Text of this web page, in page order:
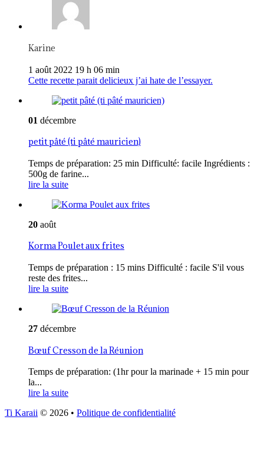
Karine
1 août 2022 19 h 06 min
Cette recette parait delicieux j’ai hate de l’essayer.
01 décembre
petit pâté (ti pâté mauricien)
Temps de préparation: 25 min Difficulté: facile Ingrédients :
500g de farine...
lire la suite
20 août
Korma Poulet aux frites
Temps de préparation : 15 mins Difficulté : facile S'il vous
reste des frites...
lire la suite
27 décembre
Bœuf Cresson de la Réunion
Temps de préparation: (1hr pour la marinade + 15 min pour
la...
lire la suite
Ti Karaii © 2026 • Politique de confidentialité